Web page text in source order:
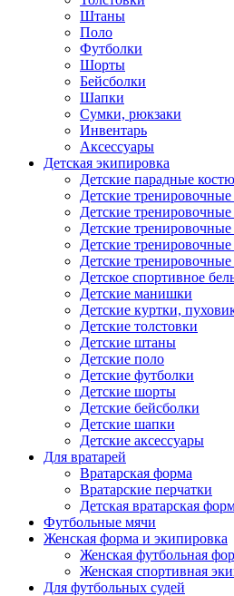
Штаны
Поло
Футболки
Шорты
Бейсболки
Шапки
Сумки, рюкзаки
Инвентарь
Аксессуары
Детская экипировка
Детские парадные
Детские
Детские тренировочные
Детские
Детские
Детские
Детское спортивное
Детские манишки
Детские куртки,
Детские толстовки
Детские штаны
Детские поло
Детские футболки
Детские шорты
Детские бейсболки
Детские шапки
Детские аксессуары
Для вратарей
Вратарская форма
Вратарские перчатки
Детская вратарская
Футбольные мячи
Женская форма и экипировка
Женская футбольная
Женская спортивная
Для футбольных судей